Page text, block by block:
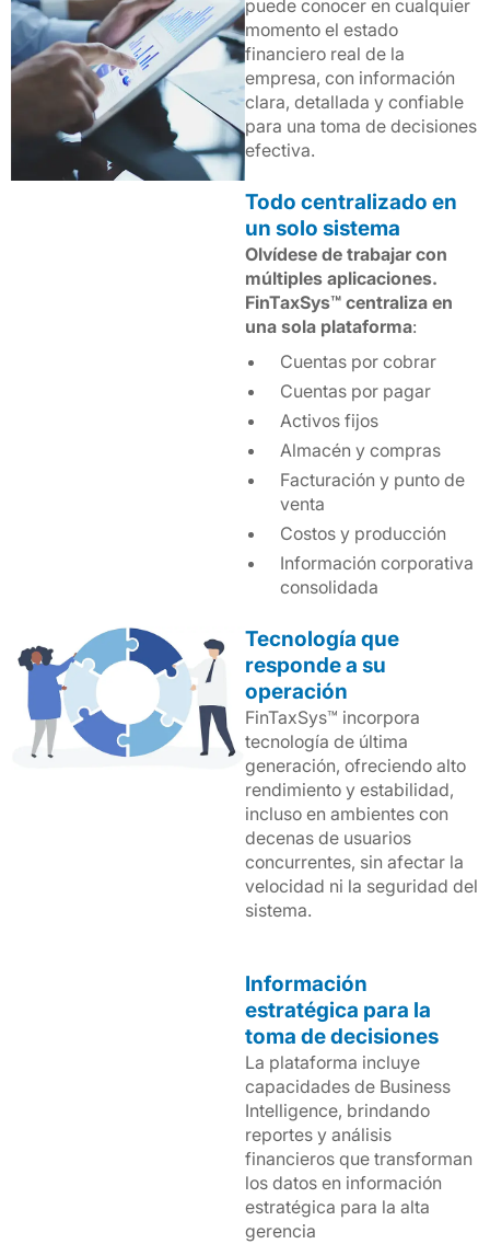
puede conocer en cualquier
momento el estado
financiero real de la
empresa, con información
clara, detallada y confiable
para una toma de decisiones
efectiva.
Todo centralizado en
un solo sistema
Olvídese de trabajar con
múltiples aplicaciones.
FinTaxSys™ centraliza en
una sola plataforma:
Cuentas por cobrar
Cuentas por pagar
Activos fijos
Almacén y compras
Facturación y punto de
venta
Costos y producción
Información corporativa
consolidada
Tecnología que
responde a su
operación
FinTaxSys™ incorpora
tecnología de última
generación, ofreciendo alto
rendimiento y estabilidad,
incluso en ambientes con
decenas de usuarios
concurrentes, sin afectar la
velocidad ni la seguridad del
sistema.
Información
estratégica para la
toma de decisiones
La plataforma incluye
capacidades de Business
Intelligence, brindando
reportes y análisis
financieros que transforman
los datos en información
estratégica para la alta
gerencia